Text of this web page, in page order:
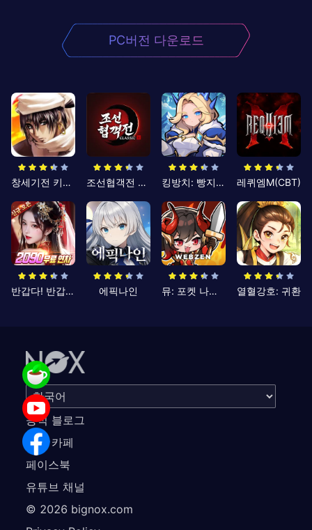
PC버전 다운로드
창세기전 키우기 조선협객전 클래식 킹방치: 빵지의 제왕 레퀴엠M(CBT)
반갑다! 반갑삼국지 에픽나인 뮤: 포켓 나이츠 열혈강호: 귀환
공식 블로그
공식 카페
페이스북
유튜브 채널
© 2026 bignox.com